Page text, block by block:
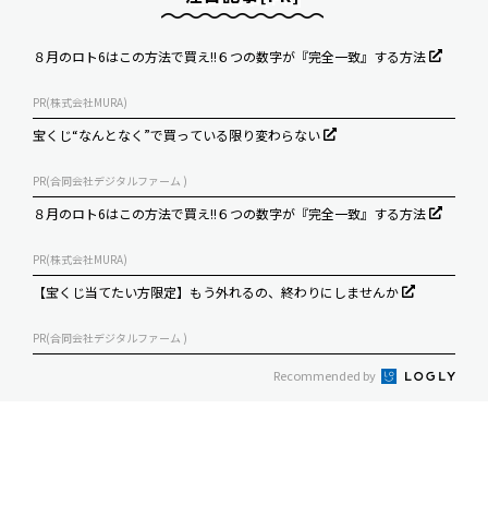
８月のロト6はこの方法で買え!!６つの数字が『完全一致』する方法
PR(株式会社MURA)
宝くじ“なんとなく”で買っている限り変わらない
PR(合同会社デジタルファーム )
８月のロト6はこの方法で買え!!６つの数字が『完全一致』する方法
PR(株式会社MURA)
【宝くじ当てたい方限定】もう外れるの、終わりにしませんか
PR(合同会社デジタルファーム )
Recommended by